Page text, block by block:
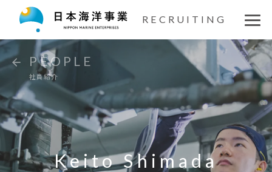
RECRUITING
仕事を知る
社員紹介
座談会
文化を知る
福利厚生
PEOPLE
社員紹介
Keito Shimada